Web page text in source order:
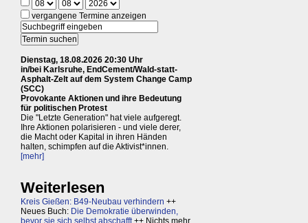
vergangene Termine anzeigen
Dienstag, 18.08.2026 20:30 Uhr
in/bei Karlsruhe, EndCement/Wald-statt-
Asphalt-Zelt auf dem System Change Camp
(SCC)
Provokante Aktionen und ihre Bedeutung
für politischen Protest
Die "Letzte Generation" hat viele aufgeregt.
Ihre Aktionen polarisieren - und viele derer,
die Macht oder Kapital in ihren Händen
halten, schimpfen auf die Aktivist*innen.
[mehr]
Weiterlesen
Kreis Gießen: B49-Neubau verhindern ++
Neues Buch: Die Demokratie überwinden,
bevor sie sich selbst abschafft++ Nichts mehr